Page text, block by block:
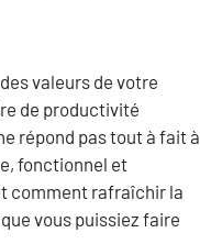
valeurs de votre
de productivité
répond pas tout à fait à
fonctionnel et
comment rafraîchir la
vous puissiez faire